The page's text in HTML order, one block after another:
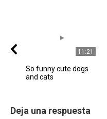
11:21
So funny cute dogs
and cats
Deja una respuesta